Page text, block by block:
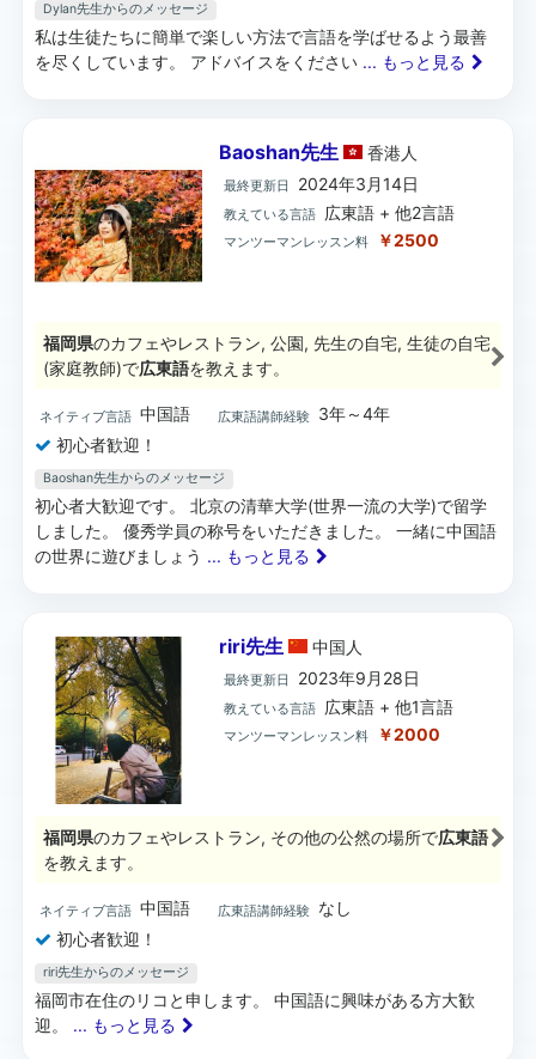
Dylan先生からのメッセージ
私は生徒たちに簡単で楽しい方法で言語を学ばせるよう最善
を尽くしています。 アドバイスをください ... もっと見る
Baoshan先生 香港人
最終更新日 2024年3月14日
教えている言語 広東語 + 他2言語
マンツーマンレッスン料 ￥2500
福岡県のカフェやレストラン, 公園, 先生の自宅, 生徒の自宅
(家庭教師)で広東語を教えます。
ネイティブ言語 中国語 広東語講師経験
3年～4年
初心者歓迎！
Baoshan先生からのメッセージ
初心者大歓迎です。 北京の清華大学(世界一流の大学)で留学
しました。 優秀学員の称号をいただきました。 一緒に中国語
の世界に遊びましょう ... もっと見る
riri先生 中国 人
最終更新日 2023年9月28日
教えている言語 広東語 + 他1言語
マンツーマンレッスン料 ￥2000
福岡県のカフェやレストラン, その他の公然の場所で広東語
を教えます。
ネイティブ言語 中国語 広東語講師経験
なし
初心者歓迎！
riri先生からのメッセージ
福岡市在住のリコと申します。 中国語に興味がある方大歓
迎。 ... もっと見る